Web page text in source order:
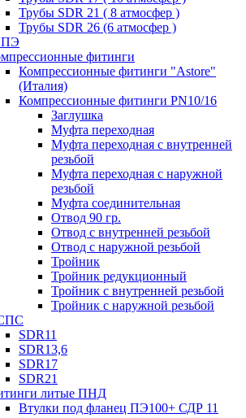
Трубы SDR 21 ( 8 атмосфер )
Трубы SDR 26 (6 атмосфер )
ПЭ
фитинги
Компрессионные фитинги "Astore"
(Италия)
Компрессионные фитинги PN10/16
Заглушка
Муфта переходная
Муфта переходная с внутренней
резьбой
Муфта переходная с наружной
резьбой
Муфта соединительная
Отвод 90 гр.
Отвод с внутренней резьбой
Отвод с наружной резьбой
Тройник
Тройник редукционный
Тройник с внутренней резьбой
Тройник с наружной резьбой
SDR11
SDR13,6
SDR17
SDR21
литые ПНД
Втулки под фланец ПЭ100+ СДР 11